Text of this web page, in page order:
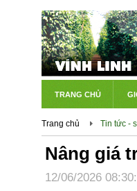
TRANG CHỦ
Trang chủ Tin tức -
Nâng giá
12/06/2026